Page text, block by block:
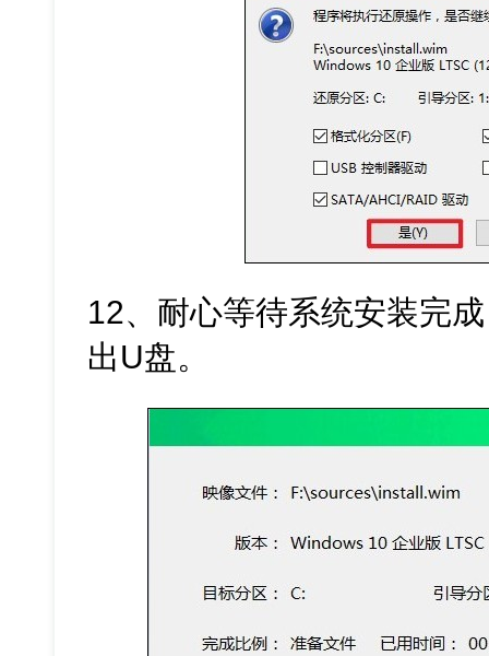
12、耐心等待系统安装完
出U盘。